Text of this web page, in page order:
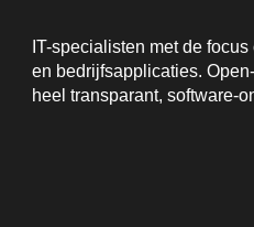
IT-specialisten met de
en bedrijfsapplicaties.
heel transparant, software-